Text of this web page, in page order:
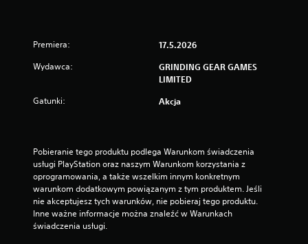
Premiera: 17.5.2026
Wydawca:
GRINDING GEAR GAMES
LIMITED
Gatunki: Akcja
Pobieranie tego produktu podlega Warunkom świadczenia
usługi PlayStation oraz naszym Warunkom korzystania z
oprogramowania, a także wszelkim innym konkretnym
warunkom dodatkowym powiązanym z tym produktem. Jeśli
nie akceptujesz tych warunków, nie pobieraj tego produktu.
Inne ważne informacje można znaleźć w Warunkach
świadczenia usługi.